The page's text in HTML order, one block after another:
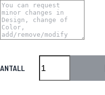
ANTALL